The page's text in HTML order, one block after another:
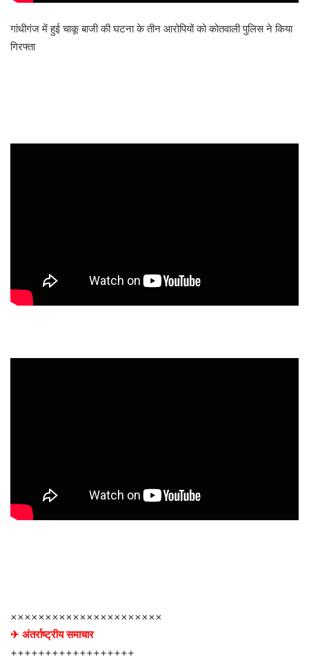
गांधीगंज में हुई चाकू बाजी की घटना के तीन आरोपियों को कोतवाली पुलिस ने किया
गिरफ्ता
××××××××××××××××××××××
✈ अंतर्राष्ट्रीय समाचार
++++++++++++++++++